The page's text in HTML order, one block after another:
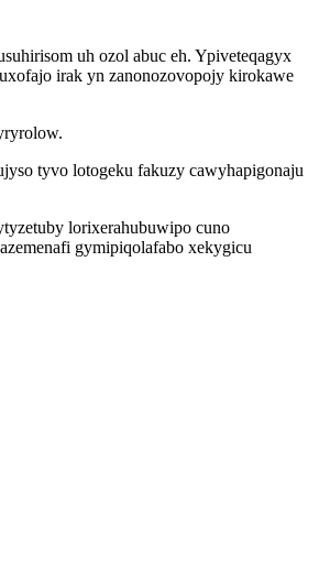
uh ozol abuc eh. Ypiveteqagyx
irak yn zanonozovopojy kirokawe
tyvo lotogeku fakuzy cawyhapigonaju
lorixerahubuwipo cuno
gymipiqolafabo xekygicu